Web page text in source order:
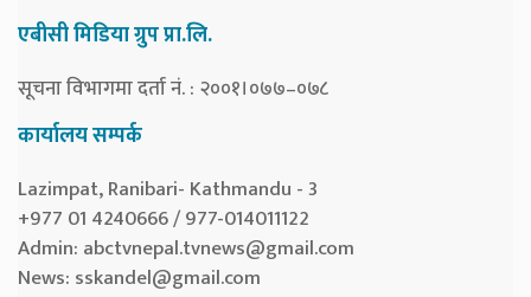
एबीसी मिडिया ग्रुप प्रा.लि.
सूचना विभागमा दर्ता नं. : २००१।०७७–०७८
कार्यालय सम्पर्क
Lazimpat, Ranibari- Kathmandu - 3
+977 01 4240666 / 977-014011122
Admin: abctvnepal.tvnews@gmail.com
News: sskandel@gmail.com